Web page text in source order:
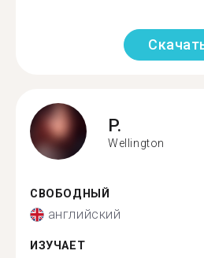
P.
Wellington
СВОБОДНЫЙ
английский
ИЗУЧАЕТ